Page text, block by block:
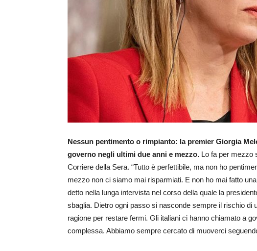
Nessun pentimento o rimpianto: la premier Giorgia
governo negli ultimi due anni e mezzo. Lo fa per mezzo
Corriere della Sera. “Tutto è perfettibile, ma non ho
mezzo non ci siamo mai risparmiati. E non ho mai fatto
detto nella lunga intervista nel corso della quale la
sbaglia. Dietro ogni passo si nasconde sempre il rischio di
ragione per restare fermi. Gli italiani ci hanno chiamato a
complessa. Abbiamo sempre cercato di muoverci